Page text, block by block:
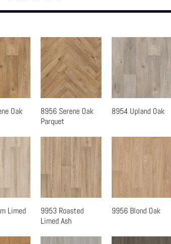
覽Oak 快速瀏覽
8956 Serene Oak
Parquet
快速瀏覽
8954 Upland Oak
覽
Limed
快速瀏覽
9953 Roasted
Limed Ash
快速瀏覽
9956 Blond Oak